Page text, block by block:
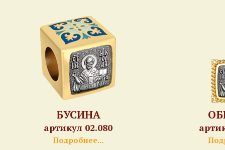
БУСИНА
артикул 02.080
Подробнее...